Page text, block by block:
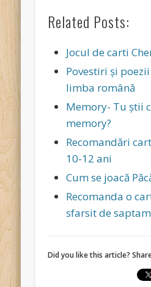
Related Posts:
Jocul de carti
Povestiri și
limba română
Memory- Tu ştii
memory?
Recomandări
10-12 ani
Cum se joacă
Recomanda o
sfarsit de
Did you like this article?